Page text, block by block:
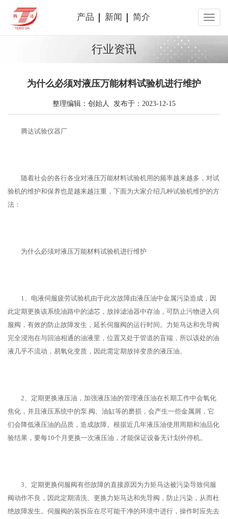
产品 新闻 简介
行业资讯
为什么必须对液压万能材料试验机进行维护
整理编辑：创始人 发布于：2023-12-15
腾达试验仪器厂
随着社会的各行各业对液压万能材料试验机用的频率越来越多，对试
验机的维护和保养也是越来越注重，下面为大家介绍几种试验机维护的方
法：
为什么必须对液压万能材料试验机进行维护
1、电液伺服疲劳试验机由于此次故障由液压油中金属污染造成，因
此定期更换该系统油路中的滤芯，放掉滤油器中存油，可防止污物进入伺
服阀，有效的防止故障发生，延长伺服阀的运行时间。力矩马达和先导阀
完全浸泡在与回油相通的油液里，位置又处于管道的盲端，所以该处的油
液几乎不流动，易氧化变质，因此需定期放掉变质的液压油。
2、定期更换液压油，加强液压油的管理液压油在长期工作中会氧化
焦化，并且液压系统中的泵.阀、油缸等的磨损，会产生一些金属屑，它
们会降低液压油的品质，造成故障。根据近几年液压油使用周期和油品化
验结果，要每10个月更换一次液压油，才能保证设备无计划外停机。
3、定期更换伺服阀有些故障的直接原因为力矩马达被污染导致伺服
阀动作不良，因此定期清洗、更换力矩马达和先导阀，防止污染，从而杜
绝故障发生。伺服阀的装拆应在尽可能干净的环境中进行，操作时应先去